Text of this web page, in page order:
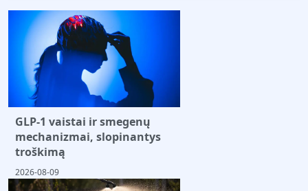
GLP-1 vaistai ir smegenų
mechanizmai, slopinantys
troškimą
2026-08-09